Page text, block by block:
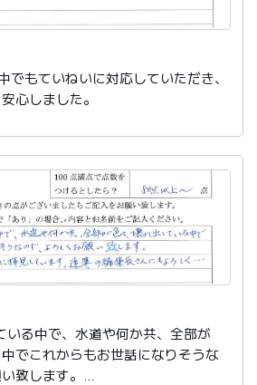
でもていねいに対応していただき、
心しました。
る中で、水道や何か共、全部が
でこれからもお世話になりそうな
致します。